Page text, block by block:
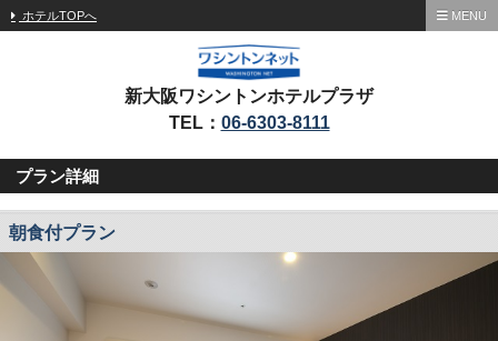
ホテルTOPへ MENU
新大阪ワシントンホテルプラザ
TEL： 06-6303-8111
プラン詳細
朝食付プラン